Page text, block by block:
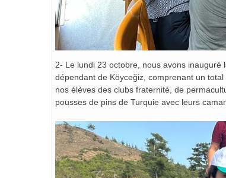
2- Le lundi 23 octobre, nous avons inauguré
dépendant de Köyceğiz, comprenant un
nos élèves des clubs fraternité, de
pousses de pins de Turquie avec leurs